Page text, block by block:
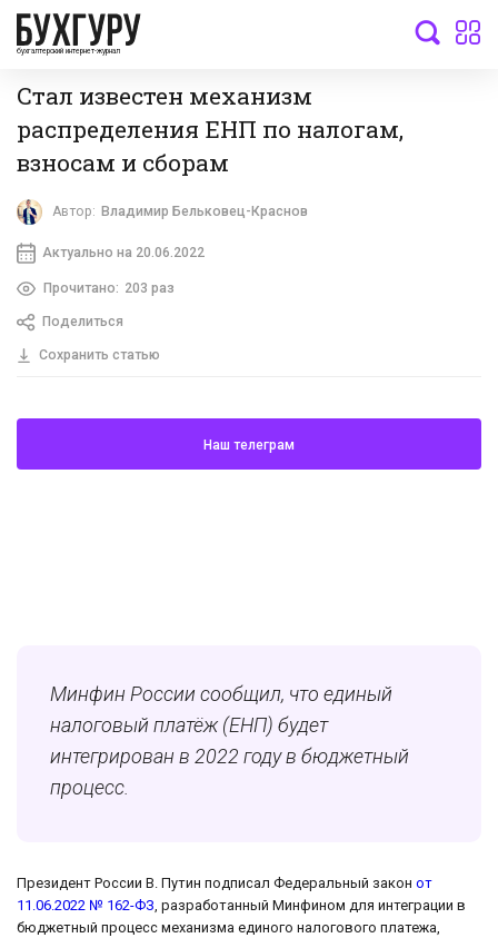
бухгалтерский интернет-журнал
Стал известен механизм
распределения ЕНП по налогам,
взносам и сборам
Автор: Владимир Бельковец-Краснов
Актуально на 20.06.2022
Прочитано: 203 раз
Поделиться
Сохранить статью
Наш телеграм
Минфин России сообщил, что единый
налоговый платёж (ЕНП) будет
интегрирован в 2022 году в бюджетный
процесс.
Президент России В. Путин подписал Федеральный закон от
11.06.2022 № 162-ФЗ, разработанный Минфином для интеграции в
бюджетный процесс механизма единого налогового платежа,